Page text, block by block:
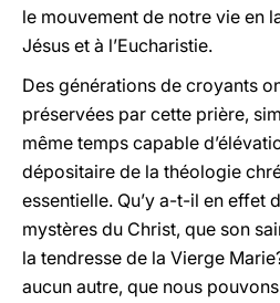
le mouvement de notre vie en
Jésus et à l’Eucharistie.
Des générations de croyants
préservées par cette prière,
même temps capable
dépositaire de la théologie
essentielle. Qu’y a-t-il en effet
mystères du Christ, que son
la tendresse de la Vierge
aucun autre, que nous